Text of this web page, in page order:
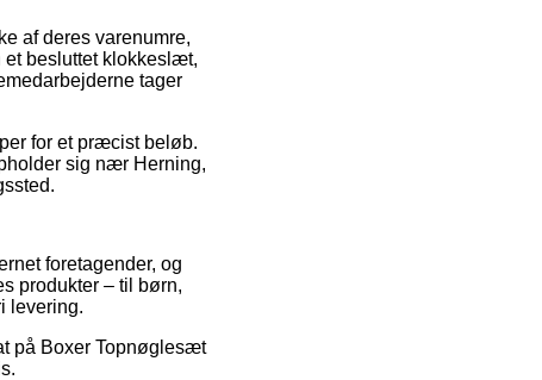
af deres varenumre,
et besluttet klokkeslæt,
tager
for et præcist beløb.
sig nær Herning,
foretagender, og
produkter – til børn,
levering.
på Boxer Topnøglesæt